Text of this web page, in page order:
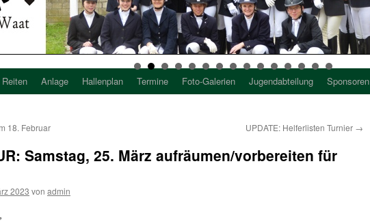
Reiten Anlage Hallenplan Termine Foto-Galerien Jugendabteilung Sponsoren
18. Februar UPDATE: Helferlisten Turnier →
Samstag, 25. März aufräumen/vorbereiten für
2023 von admin